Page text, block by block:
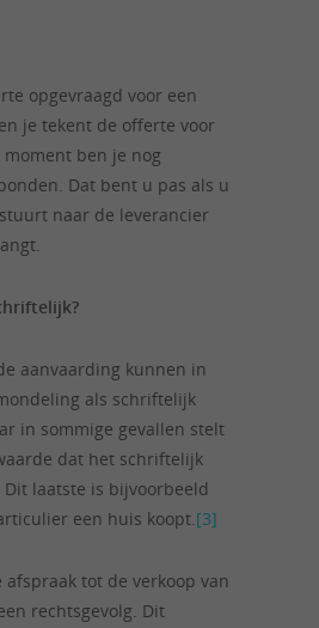
opgevraagd voor een
je tekent de offerte voor
ben je nog
Dat bent u pas als u
naar de leverancier
aanvaarding kunnen in
als schriftelijk
in sommige gevallen stelt
dat het schriftelijk
laatste is bijvoorbeeld
een huis koopt.[3]
afspraak tot de verkoop van
rechtsgevolg. Dit